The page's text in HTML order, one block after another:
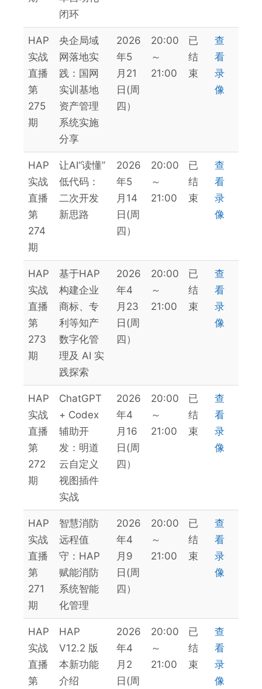
闭环
HAP
实战
直播
第
275
期
央企局域
网落地实
践：国网
实训基地
资产管理
系统实施
分享
2026
年5
月21
日(周
四）
20:00
～
21:00
已
结
束
查
看
录
像
HAP
实战
直播
第
274
期
让AI“读懂”
低代码：
二次开发
新思路
2026
年5
月14
日(周
四）
20:00
～
21:00
已
结
束
查
看
录
像
HAP
实战
直播
第
273
期
基于HAP
构建企业
商标、专
利等知产
数字化管
理及 AI 实
践探索
2026
年4
月23
日(周
四）
20:00
～
21:00
已
结
束
查
看
录
像
HAP
实战
直播
第
272
期
ChatGPT
+ Codex
辅助开
发：明道
云自定义
视图插件
实战
2026
年4
月16
日(周
四）
20:00
～
21:00
已
结
束
查
看
录
像
HAP
实战
直播
第
271
期
智慧消防
远程值
守：HAP
赋能消防
系统智能
化管理
2026
年4
月9
日(周
四）
20:00
～
21:00
已
结
束
查
看
录
像
HAP
实战
直播
第
HAP
V12.2 版
本新功能
介绍
2026
年4
月2
日(周
20:00
～
21:00
已
结
束
查
看
录
像